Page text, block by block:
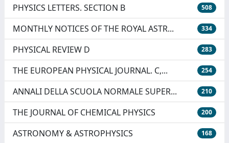
PHYSICS LETTERS. SECTION B 508
MONTHLY NOTICES OF THE ROYAL ASTR... 334
PHYSICAL REVIEW D 283
THE EUROPEAN PHYSICAL JOURNAL. C,... 254
ANNALI DELLA SCUOLA NORMALE SUPER... 210
THE JOURNAL OF CHEMICAL PHYSICS 200
ASTRONOMY & ASTROPHYSICS 168